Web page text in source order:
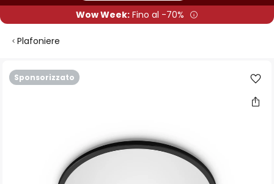
Wow Week: Fino al -70%
Plafoniere
Sponsorizzato
Vai
alla